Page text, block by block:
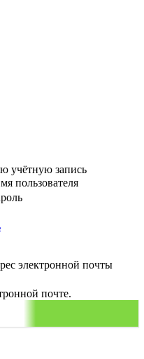
учётную запись
пользователя
электронной почты
почте.